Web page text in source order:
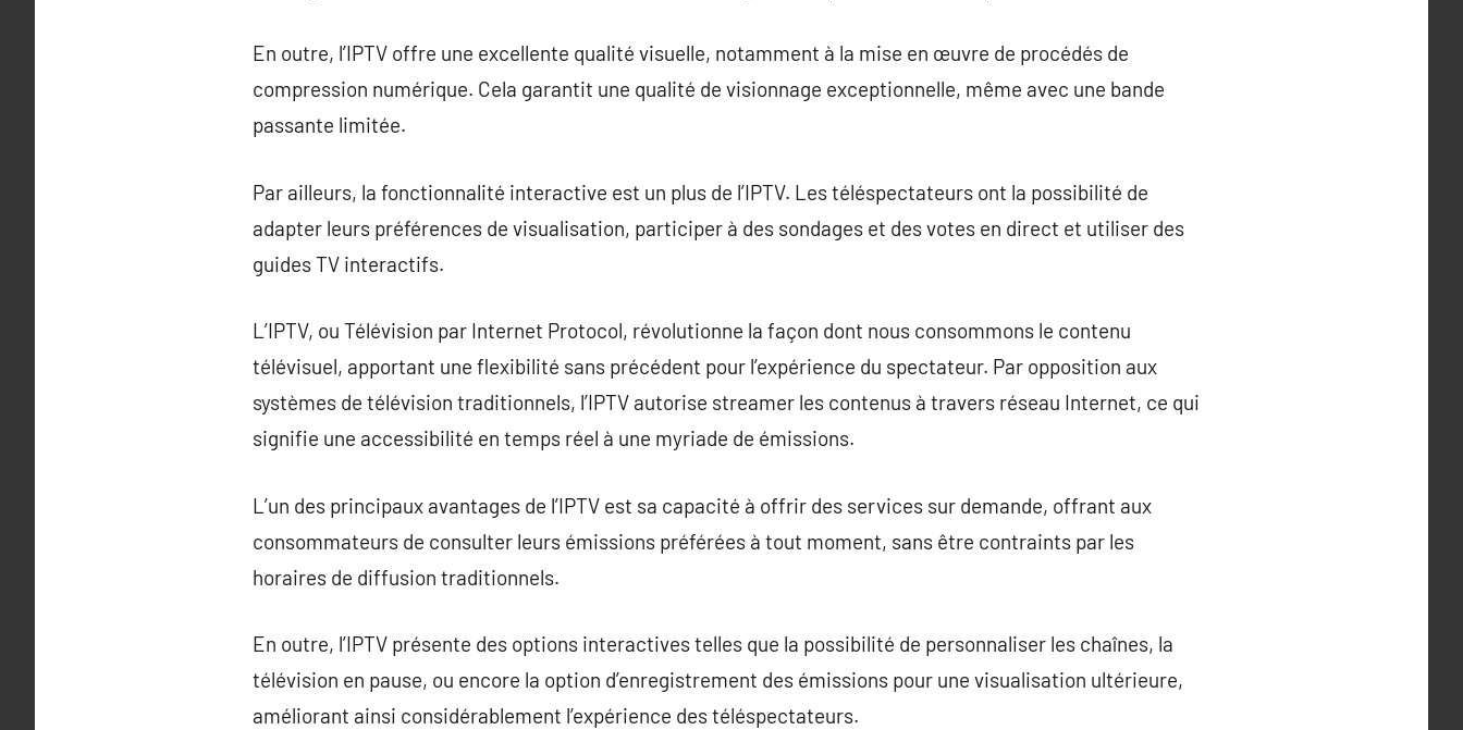
En outre, l’IPTV offre une excellente qualité visuelle, notamment à la mise en œuvre de procédés de
compression numérique. Cela garantit une qualité de visionnage exceptionnelle, même avec une bande
passante limitée.
Par ailleurs, la fonctionnalité interactive est un plus de l’IPTV. Les téléspectateurs ont la possibilité de
adapter leurs préférences de visualisation, participer à des sondages et des votes en direct et utiliser des
guides TV interactifs.
L’IPTV, ou Télévision par Internet Protocol, révolutionne la façon dont nous consommons le contenu
télévisuel, apportant une flexibilité sans précédent pour l’expérience du spectateur. Par opposition aux
systèmes de télévision traditionnels, l’IPTV autorise streamer les contenus à travers réseau Internet, ce qui
signifie une accessibilité en temps réel à une myriade de émissions.
L’un des principaux avantages de l’IPTV est sa capacité à offrir des services sur demande, offrant aux
consommateurs de consulter leurs émissions préférées à tout moment, sans être contraints par les
horaires de diffusion traditionnels.
En outre, l’IPTV présente des options interactives telles que la possibilité de personnaliser les chaînes, la
télévision en pause, ou encore la option d’enregistrement des émissions pour une visualisation ultérieure,
améliorant ainsi considérablement l’expérience des téléspectateurs.